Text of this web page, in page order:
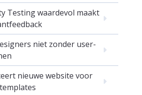
Testing waardevol maakt
niet zonder user-
nieuwe website voor